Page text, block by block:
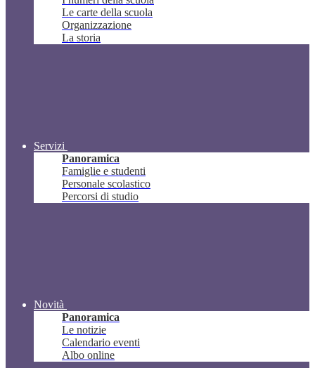
Le carte della scuola
Organizzazione
La storia
Servizi
Panoramica
Famiglie e studenti
Personale scolastico
Percorsi di studio
Novità
Panoramica
Le notizie
Calendario eventi
Albo online